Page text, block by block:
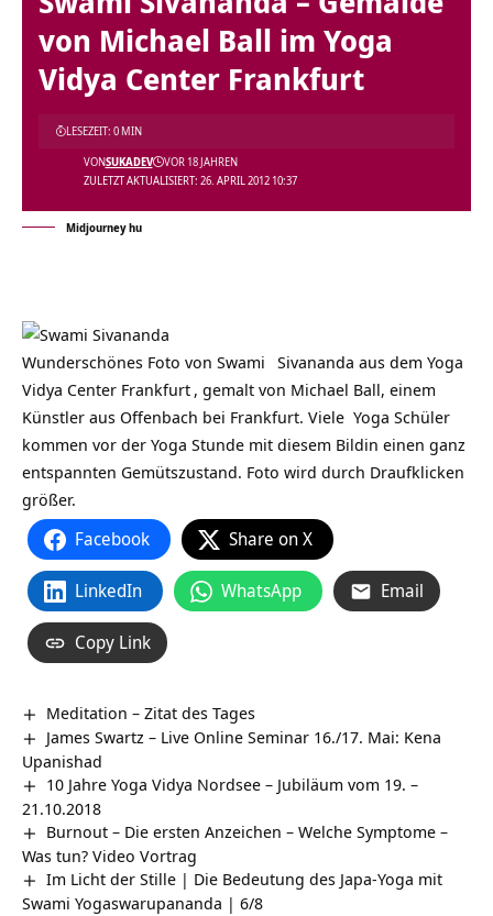
von Michael Ball im Yoga
Vidya Center Frankfurt
ZULETZT AKTUALISIERT: 26. APRIL 2012 10:37
VONSUKADEV VOR 18 JAHREN
LESEZEIT: 0 MIN
Midjourney hu
Wunderschönes Foto von Swami Sivananda aus dem Yoga
Vidya Center Frankfurt , gemalt von Michael Ball, einem
Künstler aus Offenbach bei Frankfurt. Viele Yoga Schüler
kommen vor der Yoga Stunde mit diesem Bildin einen ganz
entspannten Gemütszustand. Foto wird durch Draufklicken
größer.
Facebook Share on X
LinkedIn WhatsApp Email
Copy Link
Meditation – Zitat des Tages
James Swartz – Live Online Seminar 16./17. Mai: Kena
Upanishad
10 Jahre Yoga Vidya Nordsee – Jubiläum vom 19. –
21.10.2018
Burnout – Die ersten Anzeichen – Welche Symptome –
Was tun? Video Vortrag
Im Licht der Stille | Die Bedeutung des Japa-Yoga mit
Swami Yogaswarupananda | 6/8